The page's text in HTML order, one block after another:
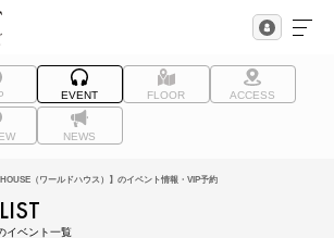
EVENT FLOOR ACCESS
NEWS
（ワールドハウス）】のイベント情報・VIP予約
イベント一覧